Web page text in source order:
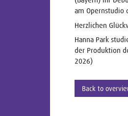
am Opernstudio
Herzlichen
Hanna Park
der Produktion
2026)
Back to